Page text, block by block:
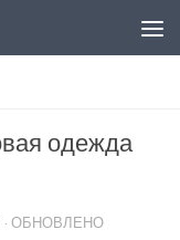
одежда
· ОБНОВЛЕНО